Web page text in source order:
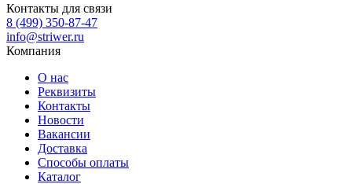
Контакты для связи
8 (499) 350-87-47
info@striwer.ru
Компания
О нас
Реквизиты
Контакты
Новости
Вакансии
Доставка
Способы оплаты
Каталог